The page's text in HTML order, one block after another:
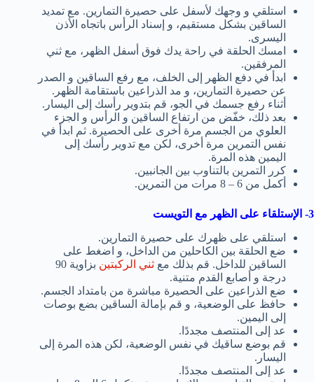
استلقي و وجهك لأسفل على حصيرة التمارين. مع تمديد
الساقين بشكل مستقيم، و إسناد الرأس باتجاه الأذن
اليسرى.
امسك الحلقة في راحة يدك فوق أسفل الظهر، مع ثني
المرفقين.
ابدأ في دفع الظهر إلى الخلف، مع رفع الساقين و الصدر
عن حصيرة التمارين، و مد الذراعين باستقامة الظهر.
أثناء رفع جسمك في الجو، قم بتدوير رأسك إلى اليسار.
بعد ذلك، خفّض من ارتفاع الساقين و الرأس و الجزء
العلوي من الجسم مرة أخرى على الحصيرة. ثم ابدأ في
نفس التمرين مرة أخرى، لكن مع تدوير رأسك إلى
اليمين هذه المرة.
كرر التمرين بالتناوب بين الجانبين.
أكمل من 6 – 8 مرات من التمرين.
3- الإستلقاء على الظهر مع التويست
استلقي على ظهرك على حصيرة التمارين.
ضع الحلقة بين الكاحلين من الداخل، و اضغط على
الساقين للداخل. قم بذلك مع ثني الركبتين
بزاوية 90
درجة و أصابع القدم متنية.
ضع الذراعين على الحصيرة مباشرة من بامتداد الجسم.
حافظ على الوضعية، و قم بإمالة الساقين بضع بوصات
إلى اليمين.
عد إلى المنتصف مجددًا.
قم بوضع ساقيك في نفس الوضعية، لكن هذه المرة إلى
اليسار.
عد إلى المنتصف مجددًا.